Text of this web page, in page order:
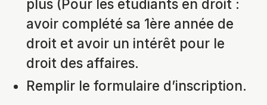
plus (Pour les étudiants en droit :
avoir complété sa 1ère année de
droit et avoir un intérêt pour le
droit des affaires.
Remplir le formulaire d’inscription.